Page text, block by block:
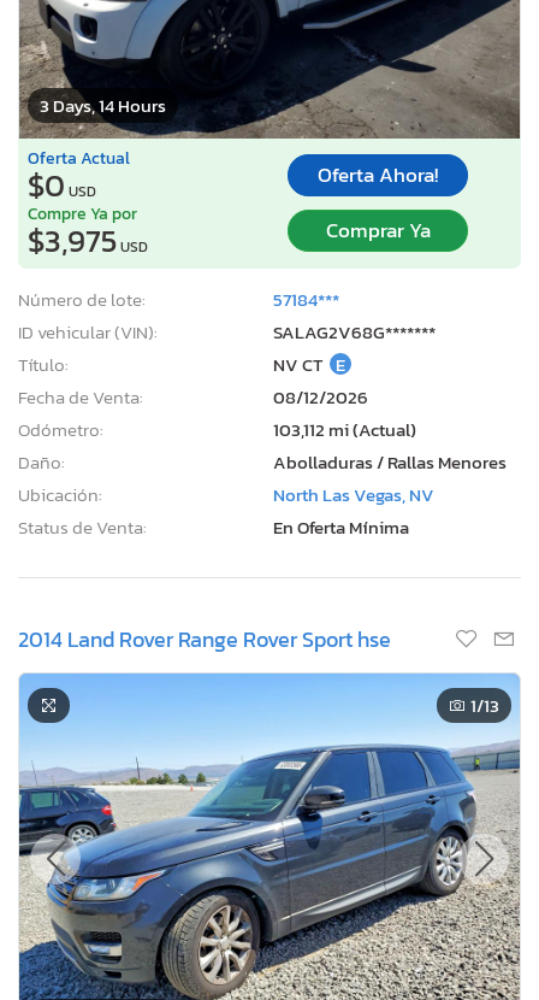
3 Days, 14 Hours
Oferta Actual
$0 USD
Oferta Ahora!
Compre Ya por
$3,975USD
Comprar Ya
Número de lote:
57184***
ID vehicular (VIN):
SALAG2V68G*******
Título:
NV CT E
Fecha de Venta:
08/12/2026
Odómetro:
103,112 mi (Actual)
Daño:
Abolladuras / Rallas Menores
Ubicación:
North Las Vegas, NV
Status de Venta:
En Oferta Mínima
2014 Land Rover Range Rover Sport hse
1/13